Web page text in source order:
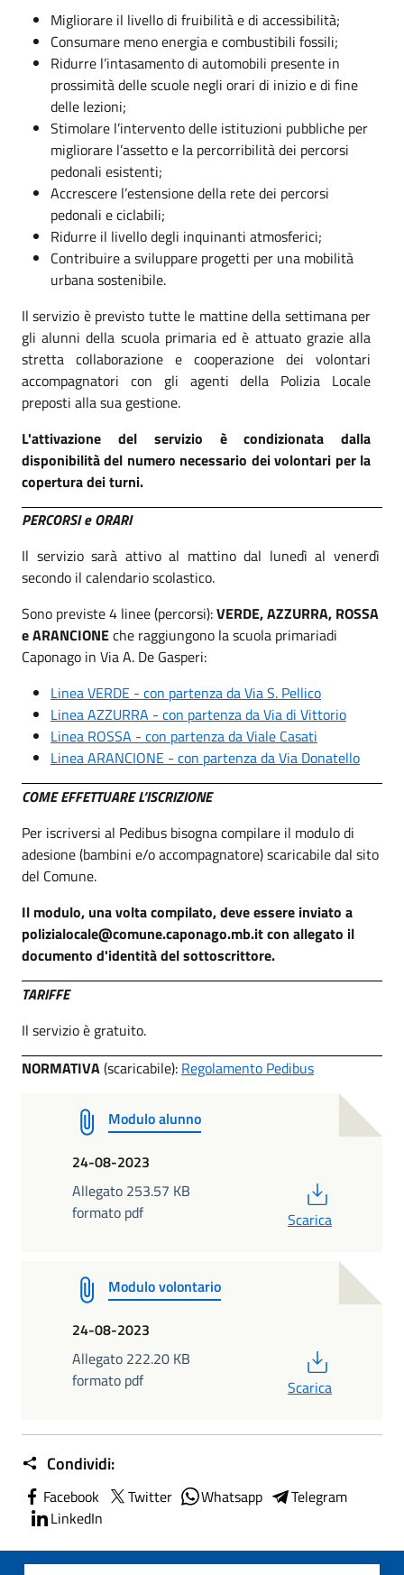
Migliorare il livello di fruibilità e di accessibilità;
Consumare meno energia e combustibili fossili;
Ridurre l’intasamento di automobili presente in
prossimità delle scuole negli orari di inizio e di fine
delle lezioni;
Stimolare l’intervento delle istituzioni pubbliche per
migliorare l’assetto e la percorribilità dei percorsi
pedonali esistenti;
Accrescere l’estensione della rete dei percorsi
pedonali e ciclabili;
Ridurre il livello degli inquinanti atmosferici;
Contribuire a sviluppare progetti per una mobilità
urbana sostenibile.
Il servizio è previsto tutte le mattine della settimana per
gli alunni della scuola primaria ed è attuato grazie alla
stretta collaborazione e cooperazione dei volontari
accompagnatori con gli agenti della Polizia Locale
preposti alla sua gestione.
L'attivazione del servizio è condizionata dalla
disponibilità del numero necessario dei volontari per la
copertura dei turni.
PERCORSI e ORARI
Il servizio sarà attivo al mattino dal lunedì al venerdì
secondo il calendario scolastico.
Sono previste 4 linee (percorsi):VERDE, AZZURRA, ROSSA
e ARANCIONEche raggiungono la scuola primariadi
Caponago in Via A. De Gasperi:
Linea VERDE - con partenza da Via S. Pellico
Linea AZZURRA - con partenza da Via di Vittorio
Linea ROSSA - con partenza da Viale Casati
Linea ARANCIONE - con partenza da Via Donatello
COME EFFETTUARE L’ISCRIZIONE
Per iscriversi al Pedibus bisogna compilare il modulo di
adesione (bambini e/o accompagnatore) scaricabile dal sito
del Comune.
Il modulo, una volta compilato, deve essere inviato a
polizialocale@comune.caponago.mb.it con allegato il
documento d'identità del sottoscrittore.
TARIFFE
Il servizio è gratuito.
NORMATIVA(scaricabile): Regolamento Pedibus
Modulo alunno
24-08-2023
Allegato 253.57 KB
formato pdf
Scarica
Modulo volontario
24-08-2023
Allegato 222.20 KB
formato pdf
Scarica
Condividi:
Facebook Twitter Whatsapp
Telegram
LinkedIn